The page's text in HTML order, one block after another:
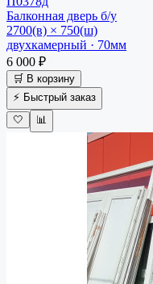
Балконная дверь б/у
2700(в) × 750(ш)
двухкамерный · 70мм
6 000 ₽
🛒 В корзину
⚡ Быстрый заказ
🤍
📊